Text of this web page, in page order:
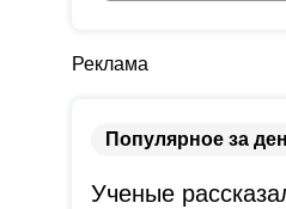
Реклама
Популярное за
Ученые